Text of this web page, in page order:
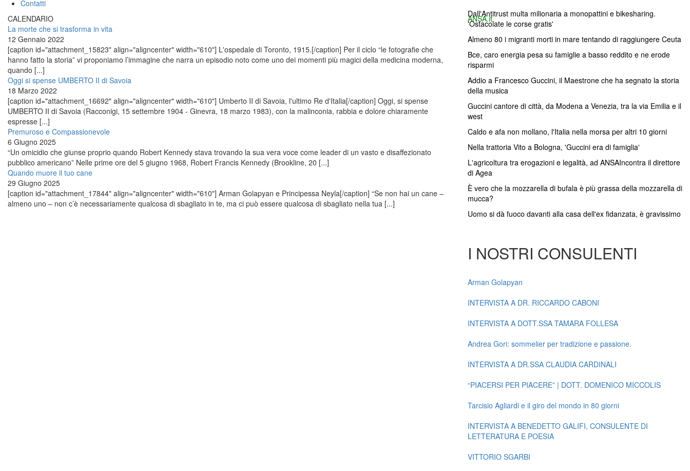
Contatti
CALENDARIO
La morte che si trasforma in vita
12 Gennaio 2022
[caption id="attachment_15823" align="aligncenter" width="610"] L'ospedale di Toronto, 1915.[/caption] Per il ciclo “le fotografie che
hanno fatto la storia” vi proponiamo l’immagine che narra un episodio noto come uno dei momenti più magici della medicina moderna,
quando [...]
Oggi si spense UMBERTO II di Savoia
18 Marzo 2022
[caption id="attachment_16692" align="aligncenter" width="610"] Umberto II di Savoia, l'ultimo Re d'Italia[/caption] Oggi, si spense
UMBERTO II di Savoia (Racconigi, 15 settembre 1904 - Ginevra, 18 marzo 1983), con la malinconia, rabbia e dolore chiaramente
espresse [...]
Premuroso e Compassionevole
6 Giugno 2025
“Un omicidio che giunse proprio quando Robert Kennedy stava trovando la sua vera voce come leader di un vasto e disaffezionato
pubblico americano” Nelle prime ore del 5 giugno 1968, Robert Francis Kennedy (Brookline, 20 [...]
Quando muore il tuo cane
29 Giugno 2025
[caption id="attachment_17844" align="aligncenter" width="610"] Arman Golapyan e Principessa Neyla[/caption] “Se non hai un cane –
almeno uno – non c’è necessariamente qualcosa di sbagliato in te, ma ci può essere qualcosa di sbagliato nella tua [...]
ANSA.it
Dall'Antitrust multa milionaria a monopattini e bikesharing.
'Ostacolate le corse gratis'
Almeno 80 i migranti morti in mare tentando di raggiungere Ceuta
Bce, caro energia pesa su famiglie a basso reddito e ne erode
risparmi
Addio a Francesco Guccini, il Maestrone che ha segnato la storia
della musica
Guccini cantore di città, da Modena a Venezia, tra la via Emilia e il
west
Caldo e afa non mollano, l'Italia nella morsa per altri 10 giorni
Nella trattoria Vito a Bologna, 'Guccini era di famiglia'
L'agricoltura tra erogazioni e legalità, ad ANSAIncontra il direttore
di Agea
È vero che la mozzarella di bufala è più grassa della mozzarella di
mucca?
Uomo si dà fuoco davanti alla casa dell'ex fidanzata, è gravissimo
I NOSTRI CONSULENTI
Arman Golapyan
INTERVISTA A DR. RICCARDO CABONI
INTERVISTA A DOTT.SSA TAMARA FOLLESA
Andrea Gori: sommelier per tradizione e passione.
INTERVISTA A DR.SSA CLAUDIA CARDINALI
“PIACERSI PER PIACERE” | DOTT. DOMENICO MICCOLIS
Tarcisio Agliardi e il giro del mondo in 80 giorni
INTERVISTA A BENEDETTO GALIFI, CONSULENTE DI
LETTERATURA E POESIA
VITTORIO SGARBI